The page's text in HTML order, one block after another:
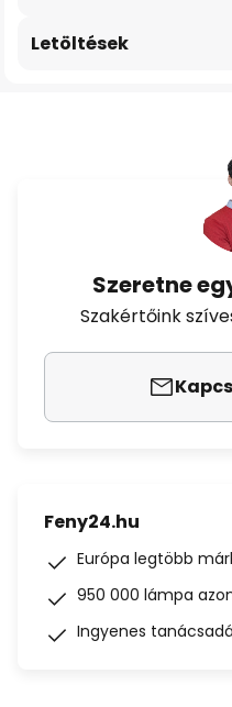
Letöltések
Szeretne
Szakértőink
Feny24.hu
Európa legtöbb
950 000 lámpa
Ingyenes